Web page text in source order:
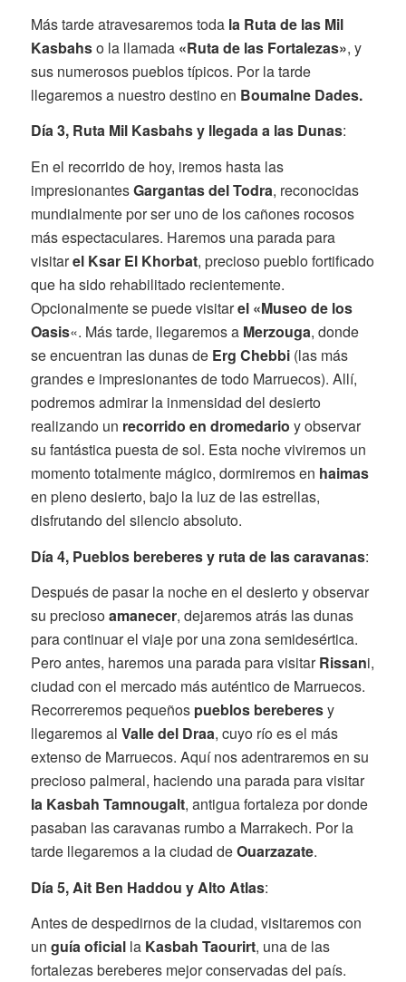
Más tarde atravesaremos toda la Ruta de las Mil
Kasbahso la llamada «Ruta de las Fortalezas», y
sus numerosos pueblos típicos. Por la tarde
llegaremos a nuestro destino en Boumalne Dades.
Día 3, Ruta Mil Kasbahs y llegada a las Dunas:
En el recorrido de hoy, iremos hasta las
impresionantesGargantas del Todra, reconocidas
mundialmente por ser uno de los cañones rocosos
más espectaculares. Haremos una parada para
visitarel Ksar El Khorbat, precioso pueblo fortificado
que ha sido rehabilitado recientemente.
Opcionalmente se puede visitarel «Museo de los
Oasis«. Más tarde, llegaremos a Merzouga, donde
se encuentran las dunas de Erg Chebbi(las más
grandes e impresionantes de todo Marruecos). Allí,
podremos admirar la inmensidad del desierto
realizando un recorrido en dromedario y observar
su fantástica puesta de sol. Esta noche viviremos un
momento totalmente mágico, dormiremos en haimas
en pleno desierto, bajo la luz de las estrellas,
disfrutando del silencio absoluto.
Día 4, Pueblos bereberes y ruta de las caravanas:
Después de pasar la noche en el desierto y observar
su preciosoamanecer, dejaremos atrás las dunas
para continuar el viaje por una zona semidesértica.
Pero antes, haremos una parada para visitarRissani,
ciudad con el mercado más auténtico de Marruecos.
Recorreremos pequeños pueblos bereberesy
llegaremos al Valle del Draa, cuyo río es el más
extenso de Marruecos. Aquí nos adentraremos en su
precioso palmeral, haciendo una parada para visitar
la Kasbah Tamnougalt, antigua fortaleza por donde
pasaban las caravanas rumbo a Marrakech. Por la
tarde llegaremos a la ciudad deOuarzazate.
Día 5, Ait Ben Haddou y Alto Atlas:
Antes de despedirnos de la ciudad, visitaremos con
un guía oficialla Kasbah Taourirt, una de las
fortalezas bereberes mejor conservadas del país.